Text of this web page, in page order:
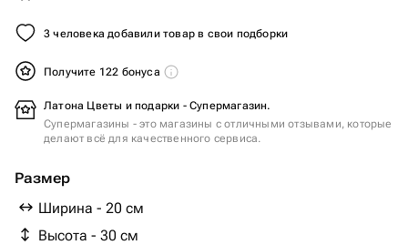
3 человека добавили товар в свои подборки
Получите 122 бонуса
Латона Цветы и подарки - Супермагазин.
Супермагазины - это магазины с отличными отзывами, которые
делают всё для качественного сервиса.
Размер
Ширина - 20 см
Высота - 30 см